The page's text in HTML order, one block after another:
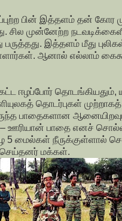
பின் இத்தளம் தன் கோர
சில முன்னேற்ற
இத்தளம் மீது
ஆனால் எல்லாம்
ஈழப்போர் தொடங்கியதும்,
தொடர்புகள் முற்றாகத்
பாதைகளான ஆனையிறவும்
– ஊரியான் பாதை எனச்
5 மைல்கள் நீருக்குள்ளால்
மக்கள்.